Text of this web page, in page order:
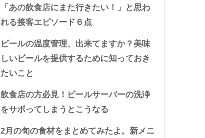
「あの飲食店にまた行きたい！」と思わ
れる接客エピソード６点
ビールの温度管理、出来てますか？美味
しいビールを提供するために知っておき
たいこと
飲食店の方必見！ビールサーバーの洗浄
をサボってしまうとこうなる
2月の旬の食材をまとめてみたよ。新メニ